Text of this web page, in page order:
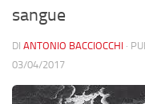
sangue
DI ANTONIO BACCIOCCHI ·
03/04/2017